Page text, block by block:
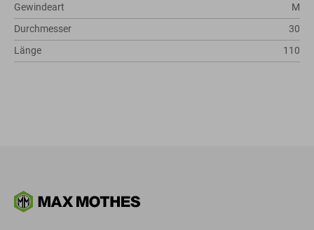
Gewindeart
M
Durchmesser
30
Länge
110